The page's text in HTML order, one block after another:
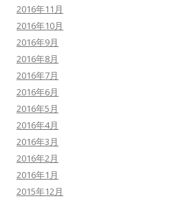
2016年11月
2016年10月
2016年9月
2016年8月
2016年7月
2016年6月
2016年5月
2016年4月
2016年3月
2016年2月
2016年1月
2015年12月